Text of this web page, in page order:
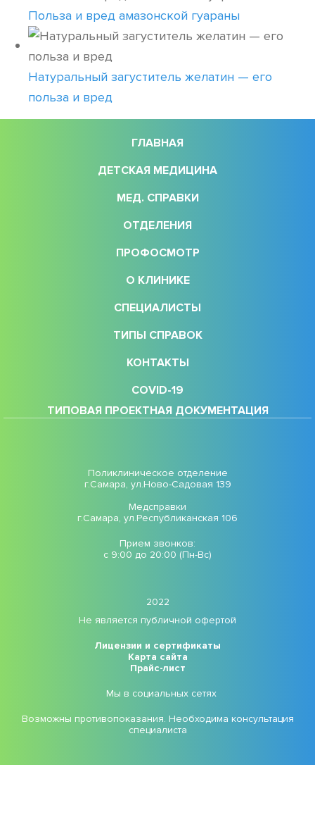
Польза и вред амазонской гуараны
Натуральный загуститель желатин — его
польза и вред
ГЛАВНАЯ
ДЕТСКАЯ МЕДИЦИНА
МЕД. СПРАВКИ
ОТДЕЛЕНИЯ
ПРОФОСМОТР
О КЛИНИКЕ
СПЕЦИАЛИСТЫ
ТИПЫ СПРАВОК
КОНТАКТЫ
COVID-19
ТИПОВАЯ ПРОЕКТНАЯ ДОКУМЕНТАЦИЯ
Поликлиническое отделение
г.Самара, ул.Ново-Садовая 139
Медсправки
г.Самара, ул.Республиканская 106
Прием звонков:
с 9:00 до 20:00 (Пн-Вс)
2022
Не является публичной офертой
Лицензии и сертификаты
Карта сайта
Прайс-лист
Мы в социальных сетях
Возможны противопоказания. Необходима консультация
специалиста